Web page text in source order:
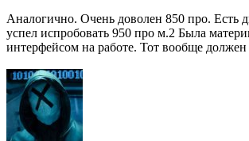
Аналогично. Очень доволен 850 про. Есть
успел испробовать 950 про м.2 Была
интерфейсом на работе. Тот вообще должен